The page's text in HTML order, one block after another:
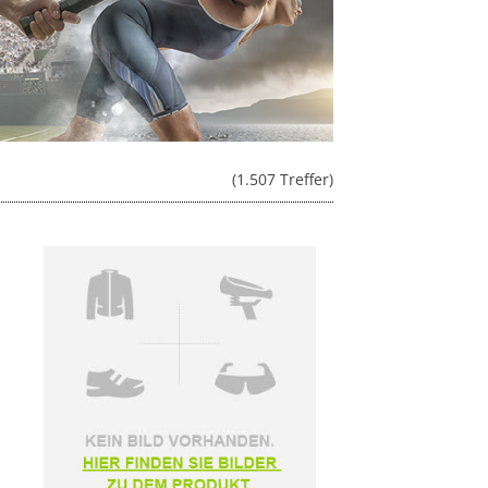
(1.507 Treffer)